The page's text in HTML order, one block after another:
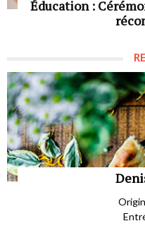
Éducation :